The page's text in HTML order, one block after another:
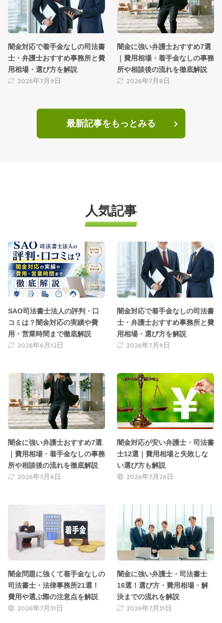
闇金対応で着手金なしの司法書
士・弁護士おすすめ事務所と費
用相場・選び方を解説
2026年7月9日
闇金に強い弁護士おすすめ7選
｜費用相場・着手金なしの事務
所や相談後の流れを徹底解説
2026年7月8日
最新記事をもっとみる
人気記事
SAO司法書士法人の評判・口
コミは？闇金対応の実績や費
用・営業時間まで徹底解説
2026年6月12日
闇金対応で着手金なしの司法書
士・弁護士おすすめ事務所と費
用相場・選び方を解説
2026年7月9日
闇金に強い弁護士おすすめ7選
｜費用相場・着手金なしの事務
所や相談後の流れを徹底解説
2026年7月8日
闇金対応が安い弁護士・司法書
士12選｜費用相場と失敗しな
い選び方も解説
2026年7月26日
闇金問題に強くて着手金なしの
司法書士・法律事務所21選！
費用や選ぶ際の注意点を解説
2026年7月31日
闇金に強い弁護士・司法書士
16選！選び方・費用相場・解
決までの流れを解説
2026年7月31日